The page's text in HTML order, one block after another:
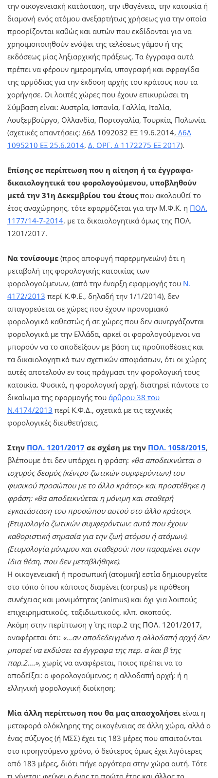
την οικογενειακή κατάσταση, την ιθαγένεια, την κατοικία ή
διαμονή ενός ατόμου ανεξαρτήτως χρήσεως για την οποία
προορίζονται καθώς και αυτών που εκδίδονται για να
χρησιμοποιηθούν ενόψει της τελέσεως γάμου ή της
εκδόσεως μίας ληξιαρχικής πράξεως. Τα έγγραφα αυτά
πρέπει να φέρουν ημερομηνία, υπογραφή και σφραγίδα
της αρμόδιας για την έκδοση αρχής του κράτους που τα
χορήγησε. Οι λοιπές χώρες που έχουν επικυρώσει τη
Σύμβαση είναι: Αυστρία, Ισπανία, Γαλλία, Ιταλία,
Λουξεμβούργο, Ολλανδία, Πορτογαλία, Τουρκία, Πολωνία.
(σχετικές απαντήσεις: Δ6Δ 1092032 ΕΞ 19.6.2014, Δ6Δ
1095210 ΕΞ 25.6.2014, Δ. ΟΡΓ. Δ 1172275 ΕΞ 2017).
Επίσης σε περίπτωση που η αίτηση ή τα έγγραφα-
δικαιολογητικά του φορολογούμενου, υποβληθούν
μετά την 31η Δεκεμβρίου του έτουςπου ακολουθεί το
έτος αναχώρησης, τότε εφαρμόζεται για την Μ.Φ.Κ. η ΠΟΛ.
1177/14-7-2014, με τα δικαιολογητικά όμως της ΠΟΛ.
1201/2017.
Να τονίσουμε (προς αποφυγή παρερμηνειών) ότι η
μεταβολή της φορολογικής κατοικίας των
φορολογούμενων, (από την έναρξη εφαρμογής του Ν.
4172/2013 περί Κ.Φ.Ε., δηλαδή την 1/1/2014), δεν
απαγορεύεται σε χώρες που έχουν προνομιακό
φορολογικό καθεστώς ή σε χώρες που δεν συνεργάζονται
φορολογικά με την Ελλάδα, αρκεί οι φορολογούμενοι να
μπορούν να το αποδείξουν με βάση τις προϋποθέσεις και
τα δικαιολογητικά των σχετικών αποφάσεων, ότι οι χώρες
αυτές αποτελούν εν τοις πράγμασι την φορολογική τους
κατοικία. Φυσικά, η φορολογική αρχή, διατηρεί πάντοτε το
δικαίωμα της εφαρμογής του άρθρου 38 του
Ν.4174/2013 περί Κ.Φ.Δ., σχετικά με τις τεχνικές
φορολογικές διευθετήσεις.
Στην ΠΟΛ. 1201/2017 σε σχέση με την ΠΟΛ. 1058/2015,
βλέπουμε ότι δεν υπάρχει η φράση: «θα αποδεικνύεται ο
ισχυρός δεσμός (κέντρο ζωτικών συμφερόντων) του
φυσικού προσώπου με το άλλο κράτος» και προστέθηκε η
φράση: «θα αποδεικνύεται η μόνιμη και σταθερή
εγκατάσταση του προσώπου αυτού στο άλλο κράτος».
(Ετυμολογία ζωτικών συμφερόντων: αυτά που έχουν
καθοριστική σημασία για την ζωή ατόμου ή ατόμων).
(Ετυμολογία μόνιμου και σταθερού: που παραμένει στην
ίδια θέση, που δεν μεταβλήθηκε).
Η οικογενειακή ή προσωπική (ατομική) εστία δημιουργείτε
στο τόπο όπου κάποιος διαμένει (corpus) με πρόθεση
συνέχειας και μονιμότητας (animus) και όχι για λοιπούς
επιχειρηματικούς, ταξιδιωτικούς, κλπ. σκοπούς.
Ακόμη στην περίπτωση γ΄ της παρ.2 της ΠΟΛ. 1201/2017,
αναφέρεται ότι: «…αν αποδεδειγμένα η αλλοδαπή αρχή δεν
μπορεί να εκδώσει τα έγγραφα της περ. α΄ και β΄ της
παρ.2….», χωρίς να αναφέρεται, ποιος πρέπει να το
αποδείξει: ο φορολογούμενος; η αλλοδαπή αρχή; ή η
ελληνική φορολογική διοίκηση;
Μία άλλη περίπτωση που θα μας απασχολήσει είναι η
μεταφορά ολόκληρης της οικογένειας σε άλλη χώρα, αλλά ο
ένας σύζυγος (ή ΜΣΣ) έχει τις 183 μέρες που απαιτούνται
στο προηγούμενο χρόνο, ό δεύτερος όμως έχει λιγότερες
από 183 μέρες, διότι πήγε αργότερα στην χώρα αυτή. Τότε
τι γίνεται; φεύγει ο ένας το πρώτο έτος και άλλος το